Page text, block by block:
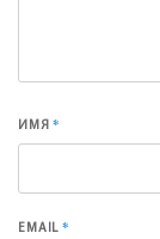
ИМЯ*
EMAIL*